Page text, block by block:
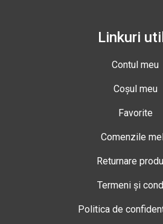
Linkuri
Contul meu
Coșul meu
Favorite
Comenzile
Returnare
Termeni și
Politica de